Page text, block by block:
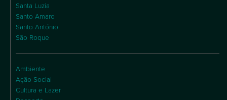
Santa Luzia
Santo Amaro
Santo António
São Roque
Ambiente
Ação Social
Cultura e Lazer